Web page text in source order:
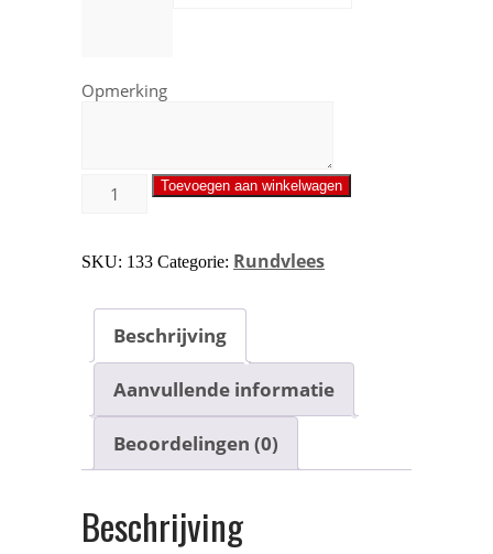
Opmerking
Toevoegen aan winkelwagen
SKU: 133 Categorie: Rundvlees
Beschrijving
Aanvullende informatie
Beoordelingen (0)
Beschrijving